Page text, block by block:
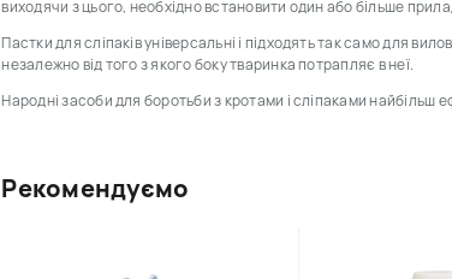
виходячи з цього, необхідно встановити один або більше
Пастки для сліпаків універсальні і підходять так само для
незалежно від того з якого боку тваринка потрапляє в неї.
Народні засоби для боротьби з кротами і сліпаками найбільш
Рекомендуємо